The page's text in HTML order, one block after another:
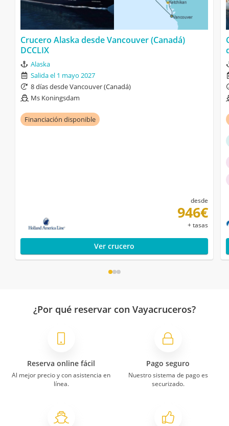
Crucero Alaska desde Vancouver (Canadá)
DCCLIX
Alaska
Salida el 1 mayo 2027
8 días desde Vancouver (Canadá)
Ms Koningsdam
Financiación disponible
desde
946€
+ tasas
Ver crucero
¿Por qué reservar con Vayacruceros?
Reserva online fácil
Al mejor precio y con asistencia en
línea.
Pago seguro
Nuestro sistema de pago es
securizado.